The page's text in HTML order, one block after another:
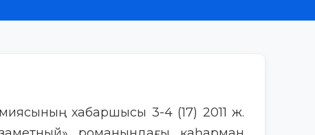
хабаршысы 3-4 (17) 2011 ж.